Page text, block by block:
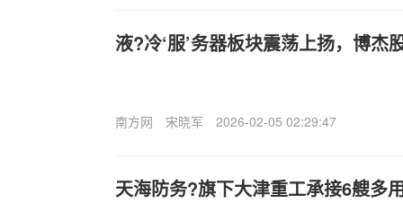
液?冷‘服’务器板块震荡上扬，博杰
南方网 宋晓军 2026-02-05 02:29:47
天海防务?旗下大津重工承接6艘多